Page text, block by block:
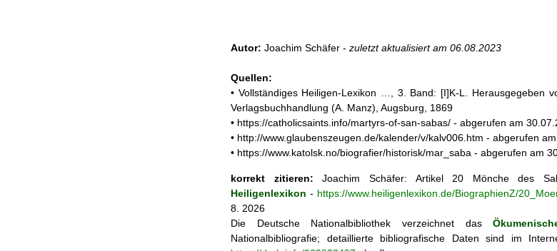
Autor: Joachim Schäfer - zuletzt aktualisiert am 06.08.2023
Quellen:
• Vollständiges Heiligen-Lexikon …, 3. Band: [I]K-L. Herausgegeben
Verlagsbuchhandlung (A. Manz), Augsburg, 1869
• https://catholicsaints.info/martyrs-of-san-sabas/ - abgerufen am
• http://www.glaubenszeugen.de/kalender/v/kalv006.htm - abgerufen
• https://www.katolsk.no/biografier/historisk/mar_saba - abgerufen am
korrekt zitieren: Joachim Schäfer: Artikel 20 Mönche des
Heiligenlexikon - https://www.heiligenlexikon.de/BiographienZ/
8. 2026
Die Deutsche Nationalbibliothek verzeichnet das
Nationalbibliografie; detaillierte bibliografische Daten sind im